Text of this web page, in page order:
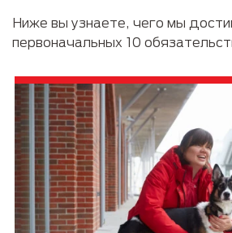
Ниже вы узнаете, чего мы
первоначальных 10